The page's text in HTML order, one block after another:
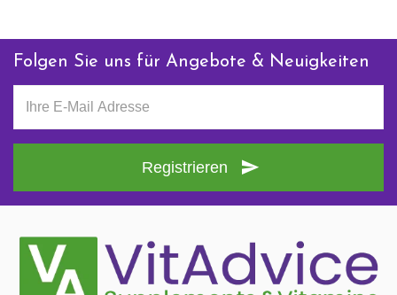
Folgen Sie uns für Angebote & Neuigkeiten
Registrieren